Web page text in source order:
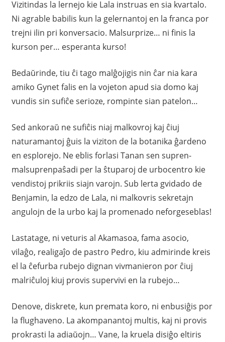
Vizitindas la lernejo kie Lala instruas en sia kvartalo.
Ni agrable babilis kun la gelernantoj en la franca por
trejni ilin pri konversacio. Malsurprize… ni finis la
kurson per… esperanta kurso!
Bedaŭrinde, tiu ĉi tago malĝojigis nin ĉar nia kara
amiko Gynet falis en la vojeton apud sia domo kaj
vundis sin sufiĉe serioze, rompinte sian patelon…
Sed ankoraŭ ne sufiĉis niaj malkovroj kaj ĉiuj
naturamantoj ĝuis la viziton de la botanika ĝardeno
en esplorejo. Ne eblis forlasi Tanan sen supren-
malsuprenpaŝadi per la ŝtuparoj de urbocentro kie
vendistoj prikriis siajn varojn. Sub lerta gvidado de
Benjamin, la edzo de Lala, ni malkovris sekretajn
angulojn de la urbo kaj la promenado neforgeseblas!
Lastatage, ni veturis al Akamasoa, fama asocio,
vilaĝo, realigaĵo de pastro Pedro, kiu admirinde kreis
el la ĉefurba rubejo dignan vivmanieron por ĉiuj
malriĉuloj kiuj provis supervivi en la rubejo…
Denove, diskrete, kun premata koro, ni enbusiĝis por
la flughaveno. La akompanantoj multis, kaj ni provis
prokrasti la adiaŭojn… Vane, la kruela disiĝo eltiris